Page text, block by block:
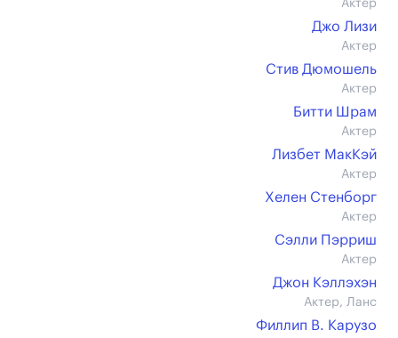
Актер
Джо Лизи
Актер
Стив Дюмошель
Актер
Битти Шрам
Актер
Лизбет МакКэй
Актер
Хелен Стенборг
Актер
Сэлли Пэрриш
Актер
Джон Кэллэхэн
Актер, Ланс
Филлип В. Карузо